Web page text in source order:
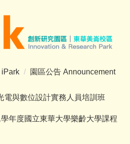
iPark 園區公告 Announcement
電與數位設計實務人員培訓班
學年度國立東華大學樂齡大學課程